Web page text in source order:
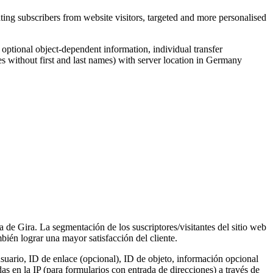
subscribers from website visitors, targeted and more personalised
object-dependent information, individual transfer
without first and last names) with server location in Germany
Gira. La segmentación de los suscriptores/visitantes del sitio web
lograr una mayor satisfacción del cliente.
ID de enlace (opcional), ID de objeto, información opcional
en la IP (para formularios con entrada de direcciones) a través de